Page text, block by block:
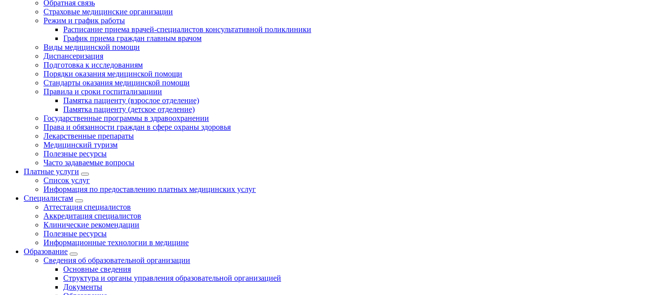
Обратная связь
Страховые медицинские организации
Режим и график работы
Расписание приема врачей-специалистов консультативной поликлиники
График приема граждан главным врачом
Виды медицинской помощи
Диспансеризация
Подготовка к исследованиям
Порядки оказания медицинской помощи
Стандарты оказания медицинской помощи
Правила и сроки госпитализациии
Памятка пациенту (взрослое отделение)
Памятка пациенту (детское отделение)
Государственные программы в здравоохранении
Права и обязанности граждан в сфере охраны здоровья
Лекарственные препараты
Медицинский туризм
Полезные ресурсы
Часто задаваемые вопросы
Платные услуги
Список услуг
Информация по предоставлению платных медицинских услуг
Специалистам
Аттестация специалистов
Аккредитация специалистов
Клинические рекомендации
Полезные ресурсы
Информационные технологии в медицине
Образование
Сведения об образовательной организации
Основные сведения
Структура и органы управления образовательной организацией
Документы